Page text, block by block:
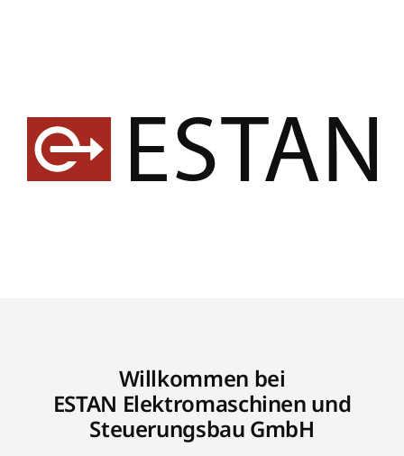
Willkommen bei
ESTAN Elektromaschinen und
Steuerungsbau GmbH